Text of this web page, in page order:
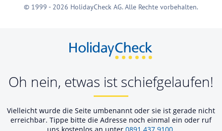
© 1999 - 2026 HolidayCheck AG. Alle Rechte vorbehalten.
Oh nein, etwas ist schiefgelaufen!
Vielleicht wurde die Seite umbenannt oder sie ist gerade nicht
erreichbar. Tippe bitte die Adresse noch einmal ein oder ruf